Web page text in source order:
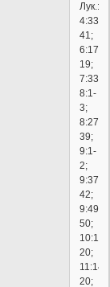
Лук.:
4:33-
41;
6:17-
19;
7:33;
8:1-
3;
8:27-
39;
9:1-
2;
9:37-
42;
9:49-
50;
10:17-
20;
11:14-
20;